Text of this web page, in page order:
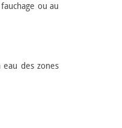
ou au
des zones